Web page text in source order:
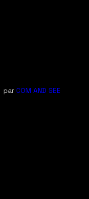
par COM AND SEE